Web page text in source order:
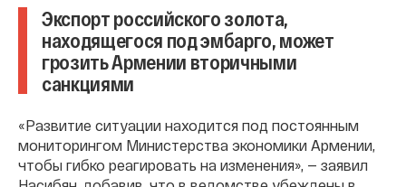
Экспорт российского золота,
находящегося под эмбарго, может
грозить Армении вторичными
санкциями
«Развитие ситуации находится под постоянным
мониторингом Министерства экономики Армении,
чтобы гибко реагировать на изменения», — заявил